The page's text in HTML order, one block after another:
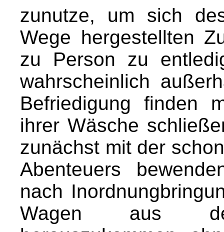
zunutze, um sich
Wege hergestellten
zu Person zu
wahrscheinlich
Befriedigung finden
ihrer Wäsche
zunächst mit der
Abenteuers
nach
Wagen aus